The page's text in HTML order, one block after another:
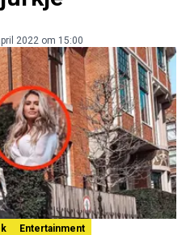
2022 om 15:00
Entertainment